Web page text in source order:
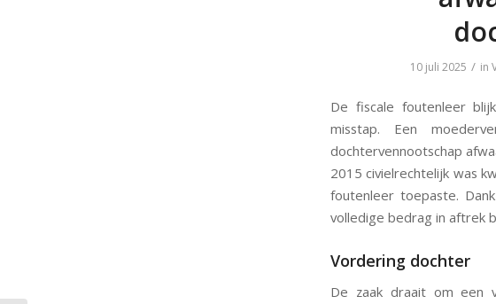
10 juli 2025 / in
De fiscale foutenleer
misstap. Een
dochtervennootschap
2015 civielrechtelijk was
foutenleer toepaste.
volledige bedrag in aftrek
Vordering dochter
De zaak draait om een